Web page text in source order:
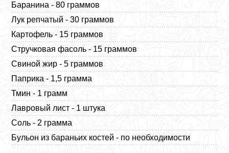
Баранина - 80 граммов
Лук репчатый - 30 граммов
Картофель - 15 граммов
Стручковая фасоль - 15 граммов
Свиной жир - 5 граммов
Паприка - 1,5 грамма
Тмин - 1 грамм
Лавровый лист - 1 штука
Соль - 2 грамма
Бульон из бараньих костей - по необходимости